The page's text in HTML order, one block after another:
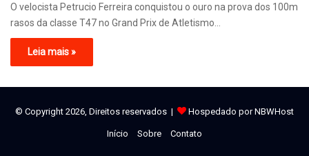
O velocista Petrucio Ferreira conquistou o ouro na prova dos 100m
rasos da classe T47 no Grand Prix de Atletismo…
Leia mais »
© Copyright 2026, Direitos reservados | Hospedado por NBWHost
Início Sobre Contato